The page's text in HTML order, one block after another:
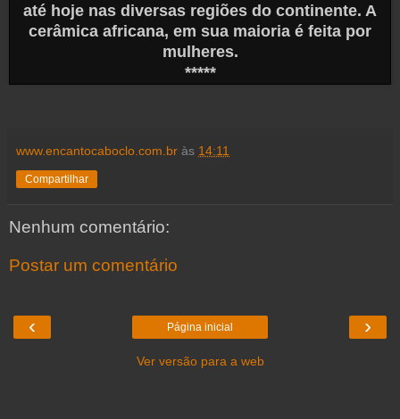
até hoje nas diversas regiões do continente. A
cerâmica africana, em sua maioria é feita por
mulheres.
*****
www.encantocaboclo.com.br às 14:11
Compartilhar
Nenhum comentário:
Postar um comentário
‹ ›
Página inicial
Ver versão para a web